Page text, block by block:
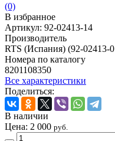
(0)
В избранное
Артикул: 92-02413-14
Производитель
RTS (Испания) (92-02413-
Номера по каталогу
8201108350
Все характеристики
Поделиться:
В наличии
Цена: 2 000 руб.